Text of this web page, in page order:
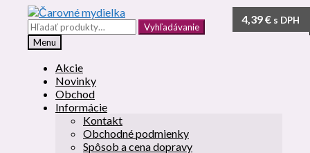
Preskočiť
na
navigáciu
Preskočiť
na
obsah
Hľadať:
Vyhľadávanie
Menu
Akcie
Novinky
Obchod
Informácie
Kontakt
Obchodné podmienky
Spôsob a cena dopravy
1,49€ s DPH
1,49€ s DPH
4,39€ s DPH